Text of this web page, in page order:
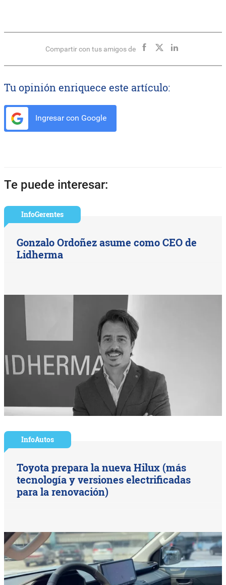
Compartir con tus amigos de
Tu opinión enriquece este artículo:
Ingresar con Google
Te puede interesar:
InfoGerentes
Gonzalo Ordoñez asume como CEO de
Lidherma
InfoAutos
Toyota prepara la nueva Hilux (más
tecnología y versiones electrificadas
para la renovación)